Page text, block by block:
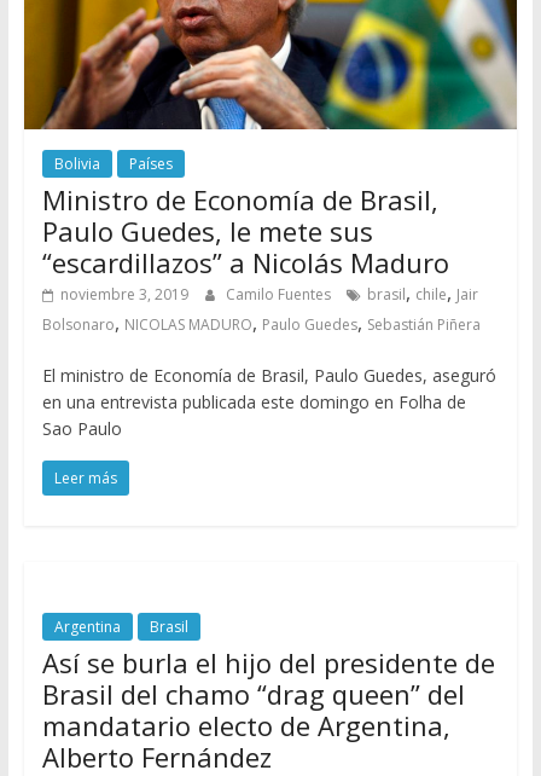
Bolivia Países
Ministro de Economía de Brasil,
Paulo Guedes, le mete sus
“escardillazos” a Nicolás Maduro
noviembre 3, 2019 Camilo Fuentes brasil, chile, Jair
Bolsonaro, NICOLAS MADURO, Paulo Guedes, Sebastián Piñera
El ministro de Economía de Brasil, Paulo Guedes, aseguró
en una entrevista publicada este domingo en Folha de
Sao Paulo
Leer más
Argentina Brasil
Así se burla el hijo del presidente de
Brasil del chamo “drag queen” del
mandatario electo de Argentina,
Alberto Fernández